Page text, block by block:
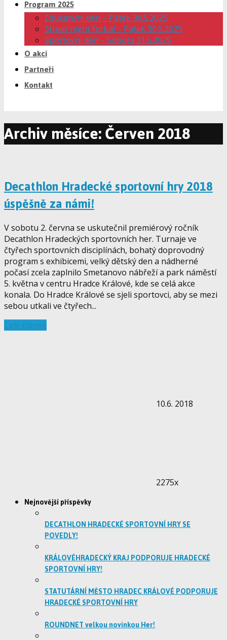
Program 2025
Edukativní den – Pátek 30.5.2025
Street night fotbal – Pátek 30.5.2025
Sportovní den – Sobota 31.5.2025
O akci
Partneři
Kontakt
Archiv měsíce: Červen 2018
Decathlon Hradecké sportovní hry 2018
úspěšně za námi!
V sobotu 2. června se uskutečnil premiérový ročník
Decathlon Hradeckých sportovních her. Turnaje ve
čtyřech sportovních disciplínách, bohatý doprovodný
program s exhibicemi, velký dětský den a nádherné
počasí zcela zaplnilo Smetanovo nábřeží a park náměstí
5. května v centru Hradce Králové, kde se celá akce
konala. Do Hradce Králové se sjeli sportovci, aby se mezi
sebou utkali ve čtyřech...
10.6. 2018
2275x
Nejnovější příspěvky
DECATHLON HRADECKÉ SPORTOVNÍ HRY SE
POVEDLY!
KRÁLOVÉHRADECKÝ KRAJ PODPORUJE HRADECKÉ
SPORTOVNÍ HRY!
STATUTÁRNÍ MĚSTO HRADEC KRÁLOVÉ PODPORUJE
HRADECKÉ SPORTOVNÍ HRY
ROUNDNET velkou novinkou Her!